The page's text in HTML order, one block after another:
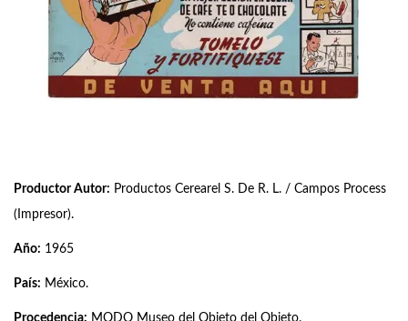
Productor Autor: Productos Cerearel S. De R. L. / Campos Process
(Impresor).
Año: 1965
País: México.
Procedencia: MODO Museo del Objeto del Objeto.